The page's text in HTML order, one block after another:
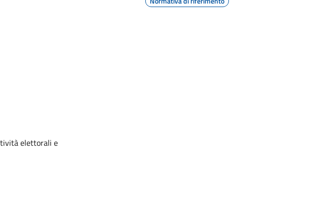
elettorali e